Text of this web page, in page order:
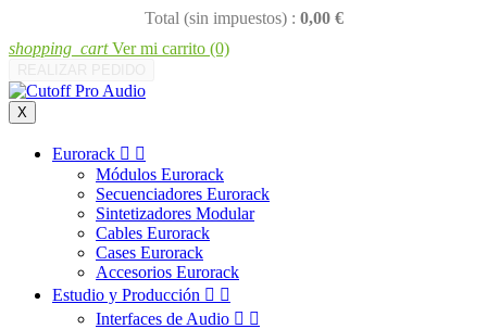
Total (sin impuestos) : 0,00 €
shopping_cart Ver mi carrito (0)
X
Eurorack  
Módulos Eurorack
Secuenciadores Eurorack
Sintetizadores Modular
Cables Eurorack
Cases Eurorack
Accesorios Eurorack
Estudio y Producción  
Interfaces de Audio  